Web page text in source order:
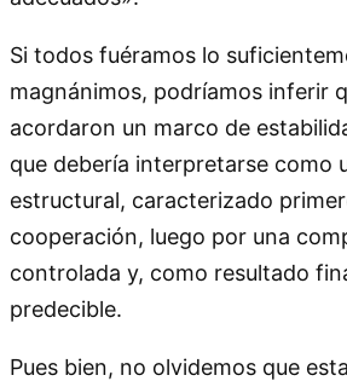
Si todos fuéramos lo
magnánimos, podríamos inferir
acordaron un marco de
que debería interpretarse como
estructural, caracterizado
cooperación, luego por una
controlada y, como resultado
predecible.
Pues bien, no olvidemos que